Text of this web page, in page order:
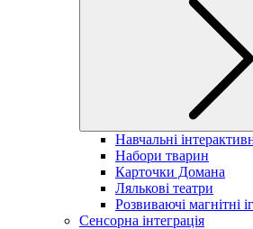
Навчальні
Набори тварин
Карточки Домана
Лялькові театри
Розвиваючі магнітні
Сенсорна інтеграція